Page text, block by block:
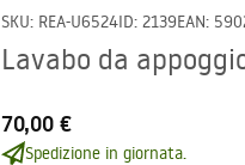
SKU: REA-U6524ID: 2139EAN:
Lavabo da
70,00 €
Spedizione in giornata.